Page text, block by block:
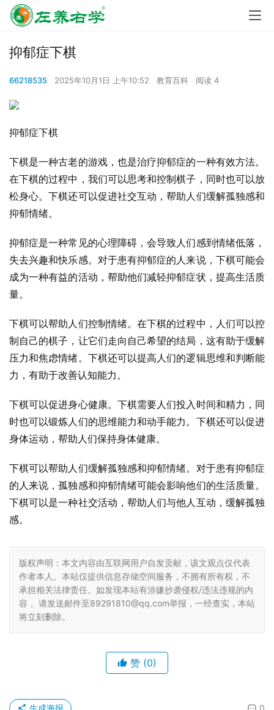
抑郁症下棋
66218535 2025年10月1日 上午10:52 教育百科 阅读 4
抑郁症下棋
下棋是一种古老的游戏，也是治疗抑郁症的一种有效方法。
在下棋的过程中，我们可以思考和控制棋子，同时也可以放
松身心。下棋还可以促进社交互动，帮助人们缓解孤独感和
抑郁情绪。
抑郁症是一种常见的心理障碍，会导致人们感到情绪低落，
失去兴趣和快乐感。对于患有抑郁症的人来说，下棋可能会
成为一种有益的活动，帮助他们减轻抑郁症状，提高生活质
量。
下棋可以帮助人们控制情绪。在下棋的过程中，人们可以控
制自己的棋子，让它们走向自己希望的结局，这有助于缓解
压力和焦虑情绪。下棋还可以提高人们的逻辑思维和判断能
力，有助于改善认知能力。
下棋可以促进身心健康。下棋需要人们投入时间和精力，同
时也可以锻炼人们的思维能力和动手能力。下棋还可以促进
身体运动，帮助人们保持身体健康。
下棋可以帮助人们缓解孤独感和抑郁情绪。对于患有抑郁症
的人来说，孤独感和抑郁情绪可能会影响他们的生活质量。
下棋可以是一种社交活动，帮助人们与他人互动，缓解孤独
感。
版权声明：本文内容由互联网用户自发贡献，该文观点仅代表
作者本人。本站仅提供信息存储空间服务，不拥有所有权，不
承担相关法律责任。如发现本站有涉嫌抄袭侵权/违法违规的内
容， 请发送邮件至89291810@qq.com举报，一经查实，本站
将立刻删除。
赞 (0)
0
生成海报